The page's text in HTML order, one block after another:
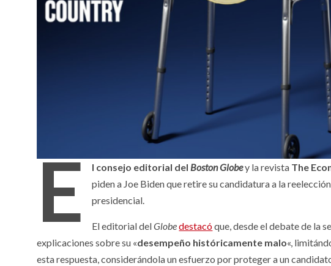
E l consejo editorial del Boston Globey la revista The
piden a Joe Biden que retire su candidatura a la
presidencial.
El editorial delGlobedestacóque, desde el debate de la
explicaciones sobre su «desempeño históricamente malo«,
esta respuesta, considerándola un esfuerzo por proteger a un